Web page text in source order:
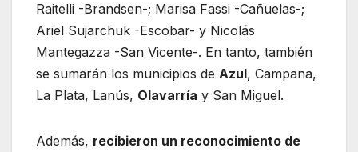
Raitelli -Brandsen-; Marisa Fassi -Cañuelas-;
Ariel Sujarchuk -Escobar- y Nicolás
Mantegazza -San Vicente-. En tanto, también
se sumarán los municipios de Azul, Campana,
La Plata, Lanús, Olavarría y San Miguel.
Además, recibieron un reconocimiento de